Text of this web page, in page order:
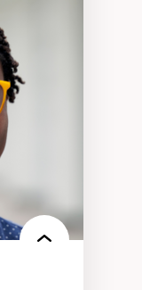
des
l'espace
des